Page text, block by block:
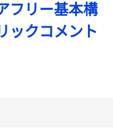
フリー基本構
ックコメント